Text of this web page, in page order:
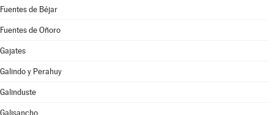
Fuentes de Béjar
Fuentes de Oñoro
Gajates
Galindo y Perahuy
Galinduste
Galisancho